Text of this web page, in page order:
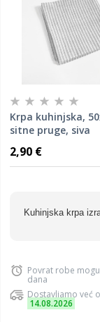
Krpa kuhinjska,
sitne pruge, siva
2,90 €
Kuhinjska krpa
Povrat robe
dana
Dostavljamo već
14.08.2026